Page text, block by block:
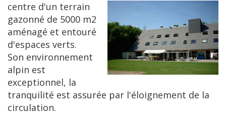
centre d'un terrain
gazonné de 5000 m2
aménagé et entouré
d'espaces verts.
Son environnement
alpin est
exceptionnel, la
tranquilité est assurée par l'éloignement de la
circulation.